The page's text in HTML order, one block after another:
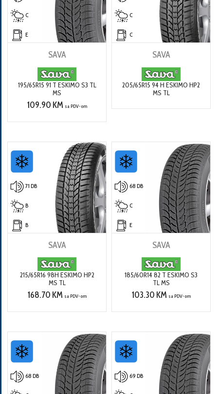
C
E
SAVA
195/65R15 91 T ESKIMO S3 TL
MS
109.90 KM sa PDV-om
C
C
SAVA
205/65R15 94 H ESKIMO HP2
MS TL
71 DB
B
B
SAVA
215/65R16 98H ESKIMO HP2
MS TL
168.70 KM sa PDV-om
68 DB
C
E
SAVA
185/60R14 82 T ESKIMO S3
TL MS
103.30 KM sa PDV-om
68 DB 69 DB